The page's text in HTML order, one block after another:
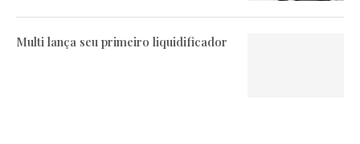
Multi lança seu primeiro liquidificador